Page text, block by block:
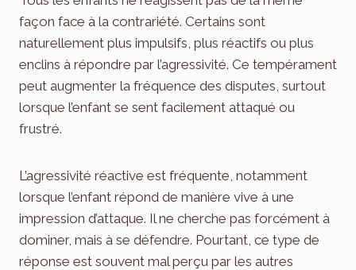
façon face à la contrariété. Certains sont
naturellement plus impulsifs, plus réactifs ou plus
enclins à répondre par l’agressivité. Ce tempérament
peut augmenter la fréquence des disputes, surtout
lorsque l’enfant se sent facilement attaqué ou
frustré.
L’agressivité réactive est fréquente, notamment
lorsque l’enfant répond de manière vive à une
impression d’attaque. Il ne cherche pas forcément à
dominer, mais à se défendre. Pourtant, ce type de
réponse est souvent mal perçu par les autres